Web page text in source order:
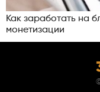
Как заработать на
монетизации